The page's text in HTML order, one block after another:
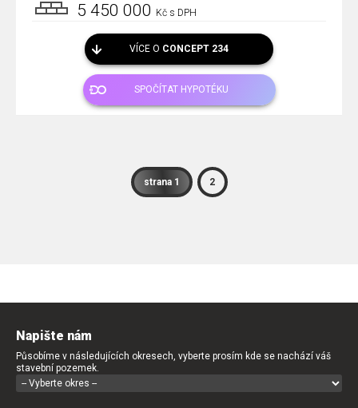
5 450 000 Kč s DPH
VÍCE O CONCEPT 234
SPOČÍTAT HYPOTÉKU
strana 1 2
Napište nám
Působíme v následujících okresech, vyberte prosím kde se nachází váš
stavební pozemek.